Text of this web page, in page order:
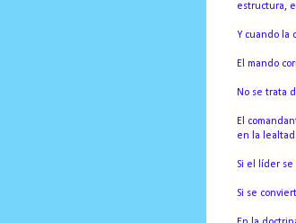
estructura,
Y cuando la
El mando
No se trata
El
en la
Si el líder se
Si se